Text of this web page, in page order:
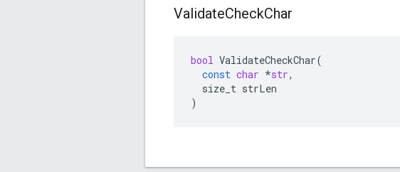
ValidateCheckChar
bool ValidateCheckChar(
const char *str,
size_t strLen
)